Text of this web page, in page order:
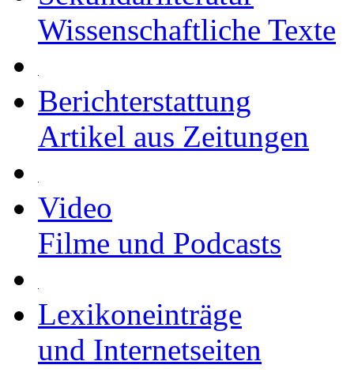
Wissenschaftliche Texte
Berichterstattung
Artikel aus Zeitungen
Video
Filme und Podcasts
Lexikoneinträge
und Internetseiten